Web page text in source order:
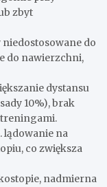
zbyt
niedostosowane do
do nawierzchni,
dystansu
10%), brak
lądowanie na
co zwiększa
nadmierna